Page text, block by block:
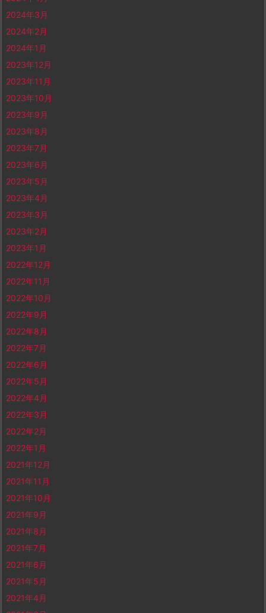
2024年3月
2024年2月
2024年1月
2023年12月
2023年11月
2023年10月
2023年9月
2023年8月
2023年7月
2023年6月
2023年5月
2023年4月
2023年3月
2023年2月
2023年1月
2022年12月
2022年11月
2022年10月
2022年9月
2022年8月
2022年7月
2022年6月
2022年5月
2022年4月
2022年3月
2022年2月
2022年1月
2021年12月
2021年11月
2021年10月
2021年9月
2021年8月
2021年7月
2021年6月
2021年5月
2021年4月